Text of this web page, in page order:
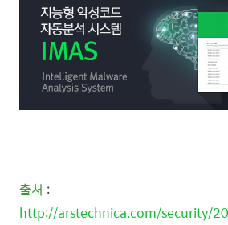
출처 :
http://arstechnica.com/security/